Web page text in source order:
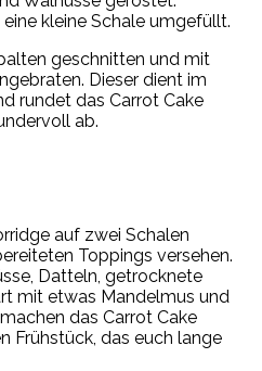
kleine Schale umgefüllt.
geschnitten und mit
Dieser dient im
rundet das Carrot Cake
ab.
auf zwei Schalen
Toppings versehen.
Datteln, getrocknete
mit etwas Mandelmus und
das Carrot Cake
Frühstück, das euch lange